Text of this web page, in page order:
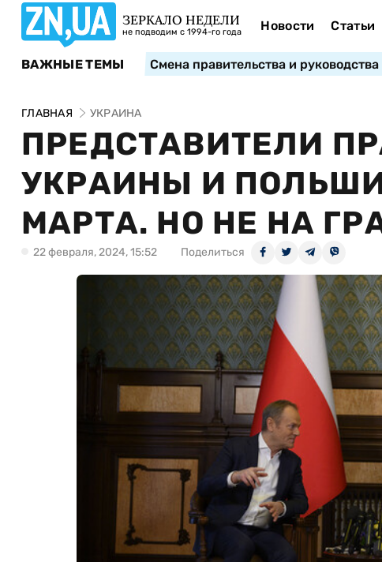
ЗЕРКАЛО НЕДЕЛИ
не подводим с 1994-го года Новости Статьи
ВАЖНЫЕ ТЕМЫ Смена правительства и
ГЛАВНАЯ УКРАИНА
ПРЕДСТАВИТЕЛИ
УКРАИНЫ И ПОЛЬШИ
МАРТА. НО НЕ НА
22 февраля, 2024, 15:52 Поделиться